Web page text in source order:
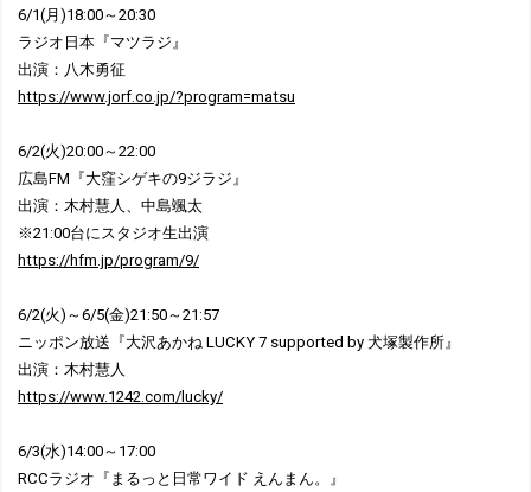
6/1(月)18:00～20:30
ラジオ日本『マツラジ』
出演：八木勇征
https://www.jorf.co.jp/?program=matsu
6/2(火)20:00～22:00
広島FM『大窪シゲキの9ジラジ』
出演：木村慧人、中島颯太
※21:00台にスタジオ生出演
https://hfm.jp/program/9/
6/2(火)～6/5(金)21:50～21:57
ニッポン放送『大沢あかね LUCKY 7 supported by 犬塚製作所』
出演：木村慧人
https://www.1242.com/lucky/
6/3(水)14:00～17:00
RCCラジオ『まるっと日常ワイド えんまん。』